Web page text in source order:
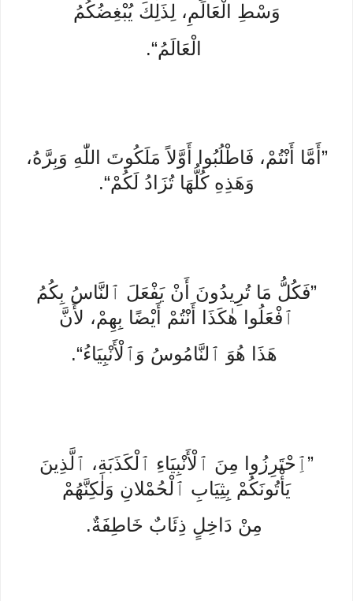
وَسْطِ الْعَالَمِ، لِذَلِكَ يُبْغِضُكُمُ
الْعَالَمُ“.
”أَمَّا أَنْتُمْ، فَاطْلُبُوا أَوَّلاً مَلَكُوتَ اللّٰهِ وَبِرَّهُ،
وَهَذِهِ كُلُّهَا تُزَادُ لَكُمْ“.
”فَكُلُّ مَا تُرِيدُونَ أَنْ يَفْعَلَ ٱلنَّاسُ بِكُمُ
ٱفْعَلُوا هٰكَذَا أَنْتُمْ أَيْضًا بِهِمْ، لأَنَّ
هَذَا هُوَ ٱلنَّامُوسُ وَٱلْأَنْبِيَاءُ“.
”ٱِحْتَرِزُوا مِنَ ٱلْأَنْبِيَاءِ ٱلْكَذَبَةِ، ٱلَّذِينَ
يَأْتُونَكُمْ بِثِيَابِ ٱلْحُمْلانِ وَلٰكِنَّهُمْ
مِنْ دَاخِلٍ ذِئَابٌ خَاطِفَةٌ.